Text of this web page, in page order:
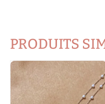
PRODUITS